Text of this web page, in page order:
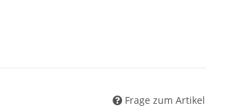
Frage zum Artikel